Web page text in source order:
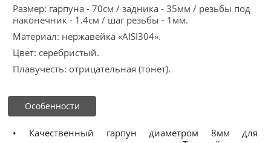
Размер: гарпуна - 70см / задника - 35мм / резьбы под
наконечник - 1.4см / шаг резьбы - 1мм.
Материал: нержавейка «AISI304».
Цвет: серебристый.
Плавучесть: отрицательная (тонет).
Особенности
• Качественный гарпун диаметром 8мм для